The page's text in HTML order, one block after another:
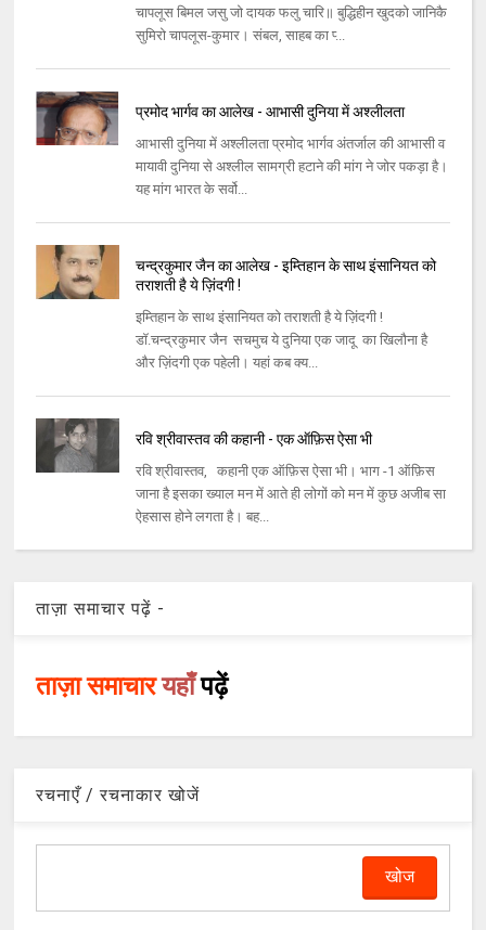
चापलूस बिमल जसु जो दायक फलु चारि॥ बुद्धिहीन खुदको जानिकै
सुमिरो चापलूस-कुमार। संबल, साहब का प्‍...
प्रमोद भार्गव का आलेख - आभासी दुनिया में अश्लीलता
आभासी दुनिया में अश्‍लीलता प्रमोद भार्गव अंतर्जाल की आभासी व
मायावी दुनिया से अश्‍लील सामग्री हटाने की मांग ने जोर पकड़ा है।
यह मांग भारत के सर्वो...
चन्द्रकुमार जैन का आलेख - इम्तिहान के साथ इंसानियत को
तराशती है ये ज़िंदगी !
इम्तिहान के साथ इंसानियत को तराशती है ये ज़िंदगी !
डॉ.चन्द्रकुमार जैन सचमुच ये दुनिया एक जादू का खिलौना है
और ज़िंदगी एक पहेली। यहां कब क्य...
रवि श्रीवास्तव की कहानी - एक ऑफ़िस ऐसा भी
रवि श्रीवास्तव, कहानी एक ऑफ़िस ऐसा भी। भाग -1 ऑफ़िस
जाना है इसका ख्याल मन में आते ही लोगों को मन में कुछ अजीब सा
ऐहसास होने लगता है। बह...
ताज़ा समाचार पढ़ें -
ताज़ा समाचारयहाँपढ़ें
रचनाएँ / रचनाकार खोजें